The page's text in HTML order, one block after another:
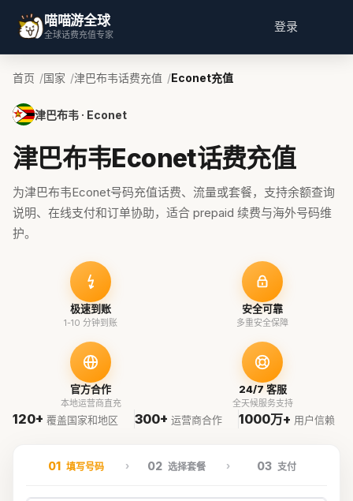
喵喵游全球
全球话费充值专家
登录
首页 国家 津巴布韦话费充值 Econet充值
津巴布韦 · Econet
津巴布韦Econet话费充值
为津巴布韦Econet号码充值话费、流量或套餐，支持余额查询
说明、在线支付和订单协助，适合 prepaid 续费与海外号码维
护。
极速到账
1-10 分钟到账
安全可靠
多重安全保障
官方合作
本地运营商直充
24/7 客服
全天候服务支持
120+ 覆盖国家和地区 300+ 运营商合作 1000万+ 用户信赖
01 填写号码 02 选择套餐 03 支付